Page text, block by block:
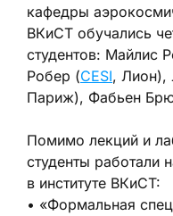
кафедры
ВКиСТ обучались
студентов: Майлис
Робер (CESI, Лион),
Париж), Фабьен
Помимо лекций и
студенты работали
в институте ВКиСТ:
• «Формальная